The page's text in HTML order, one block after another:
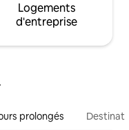
Logements
d'entreprise
prolongés